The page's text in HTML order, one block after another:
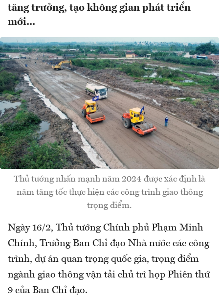
tăng trưởng, tạo không gian phát triển
mới...
Thủ tướng nhấn mạnh năm 2024 được xác định là
năm tăng tốc thực hiện các công trình giao thông
trọng điểm.
Ngày 16/2, Thủ tướng Chính phủ Phạm Minh
Chính, Trưởng Ban Chỉ đạo Nhà nước các công
trình, dự án quan trọng quốc gia, trọng điểm
ngành giao thông vận tải chủ trì họp Phiên thứ
9 của Ban Chỉ đạo.